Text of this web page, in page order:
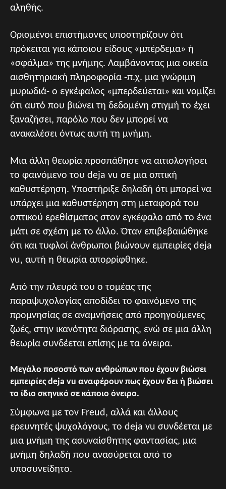
αληθής.
Ορισμένοι επιστήμονες υποστηρίζουν ότι
πρόκειται για κάποιου είδους «μπέρδεμα» ή
«σφάλμα» της μνήμης. Λαμβάνοντας μια οικεία
αισθητηριακή πληροφορία -π.χ. μια γνώριμη
μυρωδιά- ο εγκέφαλος «μπερδεύεται» και νομίζει
ότι αυτό που βιώνει τη δεδομένη στιγμή το έχει
ξαναζήσει, παρόλο που δεν μπορεί να
ανακαλέσει όντως αυτή τη μνήμη.
Μια άλλη θεωρία προσπάθησε να αιτιολογήσει
το φαινόμενο του deja vu σε μια οπτική
καθυστέρηση. Υποστήριξε δηλαδή ότι μπορεί να
υπάρχει μια καθυστέρηση στη μεταφορά του
οπτικού ερεθίσματος στον εγκέφαλο από το ένα
μάτι σε σχέση με το άλλο. Όταν επιβεβαιώθηκε
ότι και τυφλοί άνθρωποι βιώνουν εμπειρίες deja
vu, αυτή η θεωρία απορρίφθηκε.
Από την πλευρά του ο τομέας της
παραψυχολογίας αποδίδει το φαινόμενο της
προμνησίας σε αναμνήσεις από προηγούμενες
ζωές, στην ικανότητα διόρασης, ενώ σε μια άλλη
θεωρία συνδέεται επίσης με τα όνειρα.
Μεγάλο ποσοστό των ανθρώπων που έχουν βιώσει
εμπειρίες deja vu αναφέρουν πως έχουν δει ή βιώσει
το ίδιο σκηνικό σε κάποιο όνειρο.
Σύμφωνα με τον Freud, αλλά και άλλους
ερευνητές ψυχολόγους, το deja vu συνδέεται με
μια μνήμη της ασυναίσθητης φαντασίας, μια
μνήμη δηλαδή που ανασύρεται από το
υποσυνείδητο.